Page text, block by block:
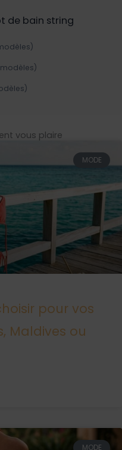
de bain string
vous plaire
MODE
pour vos
Maldives ou
MODE